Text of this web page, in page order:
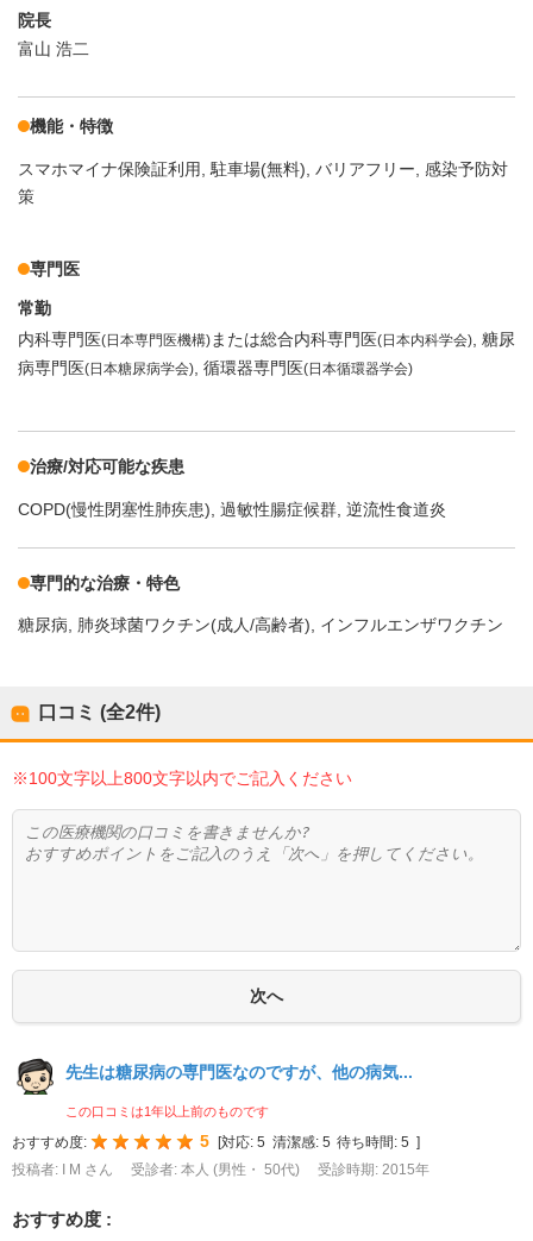
院長
富山 浩二
機能・特徴
スマホマイナ保険証利用 駐車場(無料) バリアフリー 感染予防対
策
専門医
常勤
内科専門医(日本専門医機構)または総合内科専門医(日本内科学会) 糖尿
病専門医(日本糖尿病学会) 循環器専門医(日本循環器学会)
治療/対応可能な疾患
COPD(慢性閉塞性肺疾患) 過敏性腸症候群 逆流性食道炎
専門的な治療・特色
糖尿病 肺炎球菌ワクチン(成人/高齢者) インフルエンザワクチン
口コミ (全2件)
※100文字以上800文字以内でご記入ください
先生は糖尿病の専門医なのですが、他の病気...
この口コミは1年以上前のものです
おすすめ度: 5 [対応: 5 清潔感: 5 待ち時間: 5 ]
投稿者: I M さん
受診者: 本人 (男性・ 50代) 受診時期: 2015年
おすすめ度 :